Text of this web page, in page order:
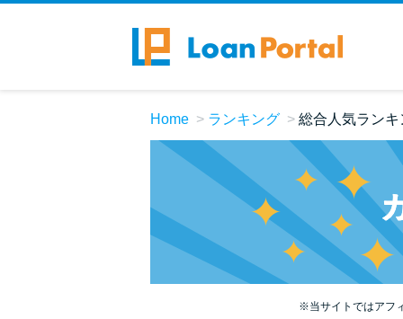
Home ランキング 総合人気ランキ
※当サイトではアフ